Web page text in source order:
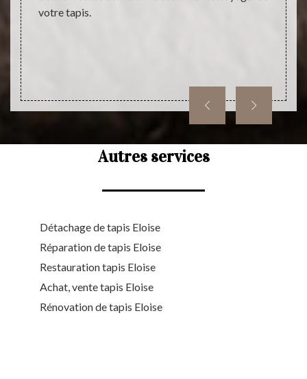
un
votre tapis.
Autres services
Détachage de tapis Eloise
Réparation de tapis Eloise
Restauration tapis Eloise
Achat, vente tapis Eloise
Rénovation de tapis Eloise